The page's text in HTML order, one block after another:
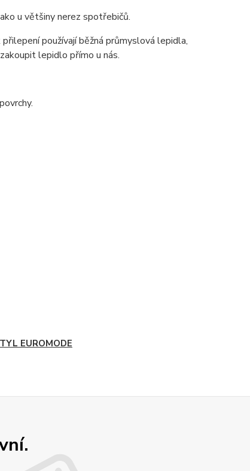
u většiny nerez spotřebičů.
používají běžná průmyslová lepidla,
lepidlo přímo u nás.
EUROMODE